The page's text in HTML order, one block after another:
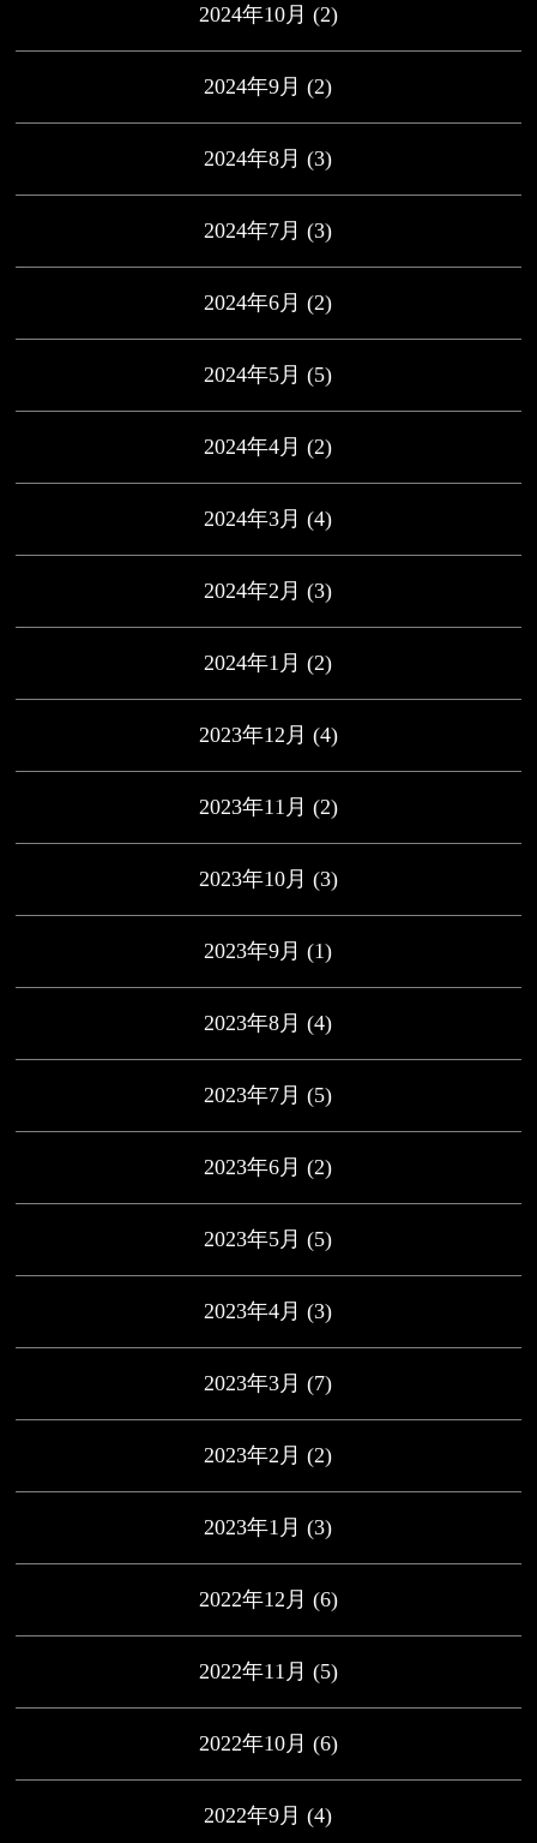
2024年10月 (2)
2024年9月 (2)
2024年8月 (3)
2024年7月 (3)
2024年6月 (2)
2024年5月 (5)
2024年4月 (2)
2024年3月 (4)
2024年2月 (3)
2024年1月 (2)
2023年12月 (4)
2023年11月 (2)
2023年10月 (3)
2023年9月 (1)
2023年8月 (4)
2023年7月 (5)
2023年6月 (2)
2023年5月 (5)
2023年4月 (3)
2023年3月 (7)
2023年2月 (2)
2023年1月 (3)
2022年12月 (6)
2022年11月 (5)
2022年10月 (6)
2022年9月 (4)